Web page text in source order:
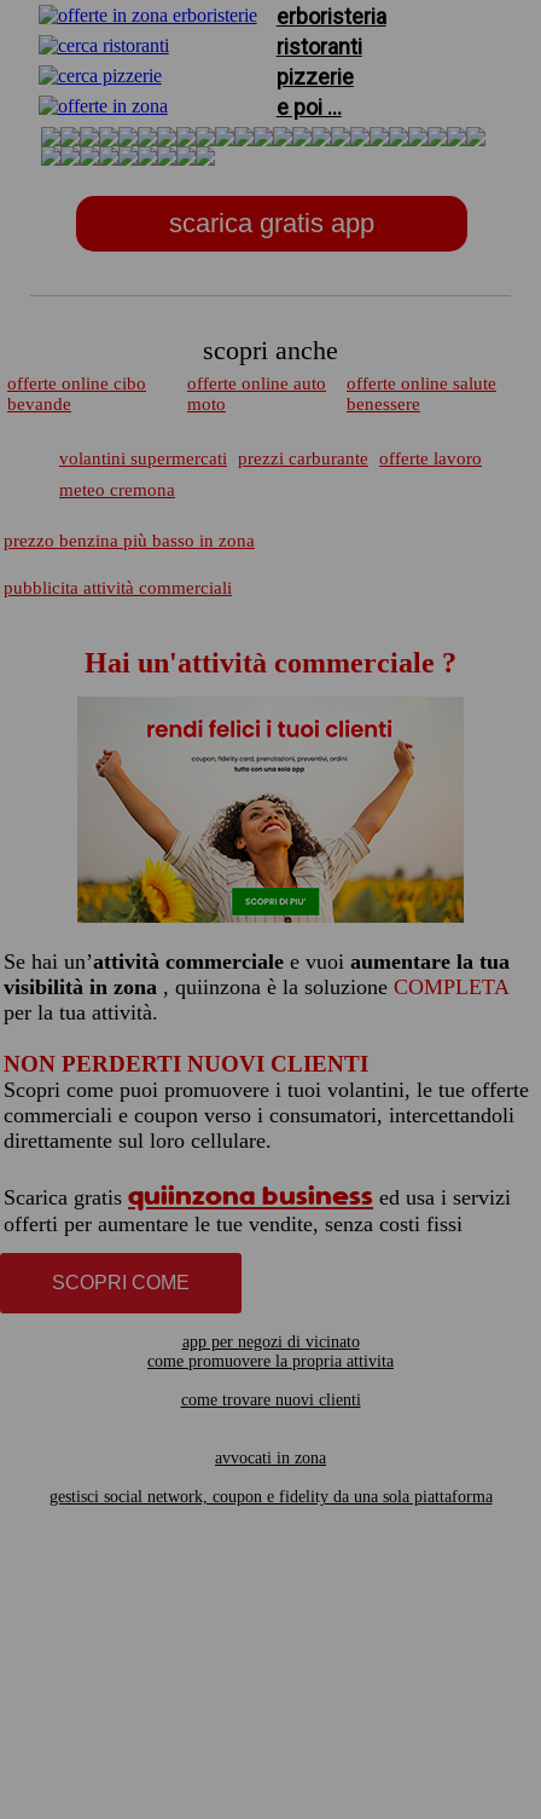
erboristeria
ristoranti
pizzerie
e poi ...
scarica gratis app
scopri anche
offerte online cibo
bevande
offerte online auto
moto
offerte online salute
benessere
volantini supermercati prezzi carburante
offerte lavoro
meteo cremona
prezzo benzina più basso in zona
pubblicita attività commerciali
Hai un'attività commerciale ?
Se hai un’attività commerciale e vuoi aumentare la tua
visibilità in zona , quiinzona è la soluzione COMPLETA
per la tua attività.
NON PERDERTI NUOVI CLIENTI
Scopri come puoi promuovere i tuoi volantini, le tue offerte
commerciali e coupon verso i consumatori, intercettandoli
direttamente sul loro cellulare.
Scarica gratis quiinzona business ed usa i servizi
offerti per aumentare le tue vendite, senza costi fissi
SCOPRI COME
app per negozi di vicinato
come promuovere la propria attivita
come trovare nuovi clienti
avvocati in zona
gestisci social network, coupon e fidelity da una sola piattaforma